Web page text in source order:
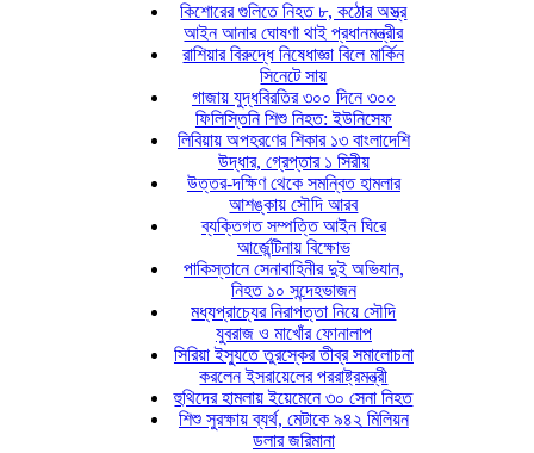
কিশোরের গুলিতে নিহত ৮, কঠোর অস্ত্র
আইন আনার ঘোষণা থাই প্রধানমন্ত্রীর
রাশিয়ার বিরুদ্ধে নিষেধাজ্ঞা বিলে মার্কিন
সিনেটে সায়
গাজায় যুদ্ধবিরতির ৩০০ দিনে ৩০০
ফিলিস্তিনি শিশু নিহত: ইউনিসেফ
লিবিয়ায় অপহরণের শিকার ১৩ বাংলাদেশি
উদ্ধার, গ্রেপ্তার ১ সিরীয়
উত্তর-দক্ষিণ থেকে সমন্বিত হামলার
আশঙ্কায় সৌদি আরব
ব্যক্তিগত সম্পত্তি আইন ঘিরে
আর্জেন্টিনায় বিক্ষোভ
পাকিস্তানে সেনাবাহিনীর দুই অভিযান,
নিহত ১০ সন্দেহভাজন
মধ্যপ্রাচ্যের নিরাপত্তা নিয়ে সৌদি
যুবরাজ ও মাখোঁর ফোনালাপ
সিরিয়া ইস্যুতে তুরস্কের তীব্র সমালোচনা
করলেন ইসরায়েলের পররাষ্ট্রমন্ত্রী
হুথিদের হামলায় ইয়েমেনে ৩০ সেনা নিহত
শিশু সুরক্ষায় ব্যর্থ, মেটাকে ৯৪২ মিলিয়ন
ডলার জরিমানা